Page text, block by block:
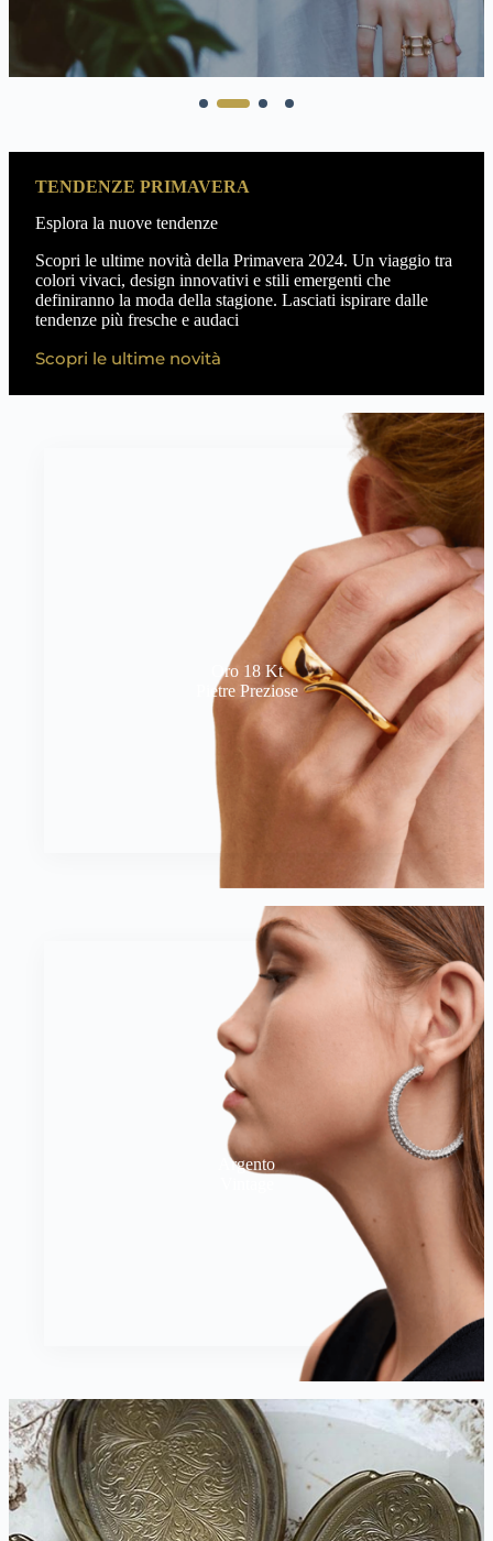
TENDENZE PRIMAVERA
Esplora la nuove tendenze
Scopri le ultime novità della Primavera 2024. Un viaggio tra
colori vivaci, design innovativi e stili emergenti che
definiranno la moda della stagione. Lasciati ispirare dalle
tendenze più fresche e audaci
Scopri le ultime novità
Oro 18 Kt
Pietre Preziose
Argento